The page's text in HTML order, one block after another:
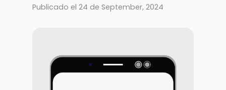
Publicado el 24 de September, 2024